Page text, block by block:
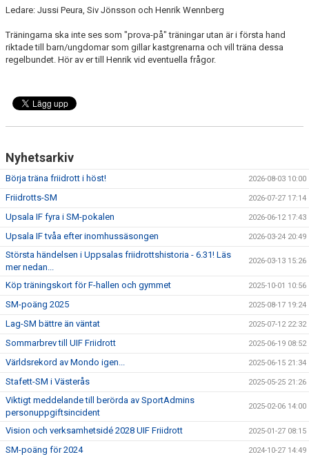
ARRANGEMANG
STATISTIK
Ledare: Jussi Peura, Siv Jönsson och Henrik Wennberg
Träningarna ska inte ses som "prova-på" träningar utan är i första hand
riktade till barn/ungdomar som gillar kastgrenarna och vill träna dessa
regelbundet. Hör av er till Henrik vid eventuella frågor.
Nyhetsarkiv
Börja träna friidrott i höst! 2026-08-03 10:00
Friidrotts-SM 2026-07-27 17:14
Upsala IF fyra i SM-pokalen 2026-06-12 17:43
Upsala IF tvåa efter inomhussäsongen 2026-03-24 20:49
Största händelsen i Uppsalas friidrottshistoria - 6.31! Läs
mer nedan...
2026-03-13 15:26
Köp träningskort för F-hallen och gymmet 2025-10-01 10:56
SM-poäng 2025 2025-08-17 19:24
Lag-SM bättre än väntat 2025-07-12 22:32
Sommarbrev till UIF Friidrott 2025-06-19 08:52
Världsrekord av Mondo igen... 2025-06-15 21:34
Stafett-SM i Västerås 2025-05-25 21:26
Viktigt meddelande till berörda av SportAdmins
personuppgiftsincident
2025-02-06 14:00
Vision och verksamhetsidé 2028 UIF Friidrott 2025-01-27 08:15
SM-poäng för 2024 2024-10-27 14:49